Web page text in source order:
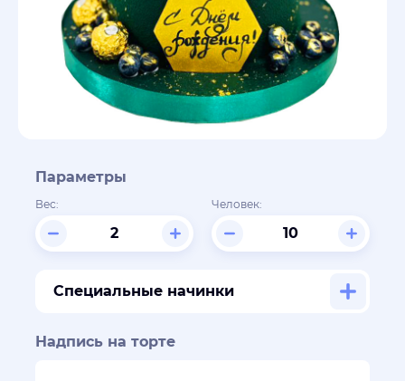
Параметры
Вес: Человек:
Специальные начинки
Надпись на торте